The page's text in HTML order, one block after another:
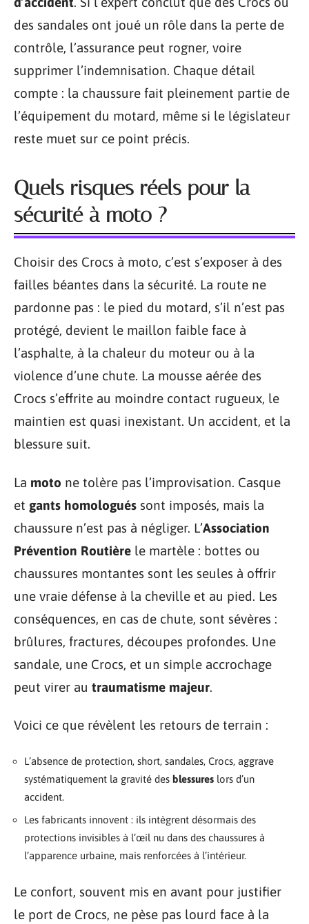
des sandales ont joué un rôle dans la perte de
contrôle, l’assurance peut rogner, voire
supprimer l’indemnisation. Chaque détail
compte : la chaussure fait pleinement partie de
l’équipement du motard, même si le législateur
reste muet sur ce point précis.
Quels risques réels pour la
sécurité à moto ?
Choisir des Crocs à moto, c’est s’exposer à des
failles béantes dans la sécurité. La route ne
pardonne pas : le pied du motard, s’il n’est pas
protégé, devient le maillon faible face à
l’asphalte, à la chaleur du moteur ou à la
violence d’une chute. La mousse aérée des
Crocs s’effrite au moindre contact rugueux, le
maintien est quasi inexistant. Un accident, et la
blessure suit.
La moto ne tolère pas l’improvisation. Casque
et gants homologués sont imposés, mais la
chaussure n’est pas à négliger. L’Association
Prévention Routière le martèle : bottes ou
chaussures montantes sont les seules à offrir
une vraie défense à la cheville et au pied. Les
conséquences, en cas de chute, sont sévères :
brûlures, fractures, découpes profondes. Une
sandale, une Crocs, et un simple accrochage
peut virer au traumatisme majeur.
Voici ce que révèlent les retours de terrain :
L’absence de protection, short, sandales, Crocs, aggrave
systématiquement la gravité des blessures lors d’un
accident.
Les fabricants innovent : ils intègrent désormais des
protections invisibles à l’œil nu dans des chaussures à
l’apparence urbaine, mais renforcées à l’intérieur.
Le confort, souvent mis en avant pour justifier
le port de Crocs, ne pèse pas lourd face à la